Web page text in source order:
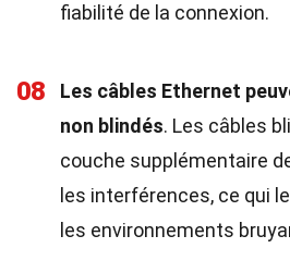
fiabilité de la connexion.
08
Les câbles Ethernet
non blindés. Les câbles
couche supplémentaire
les interférences, ce qui
les environnements